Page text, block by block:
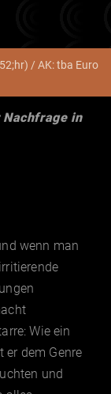
/ AK: tba Euro
in
wenn man
Wie ein
er dem Genre
und